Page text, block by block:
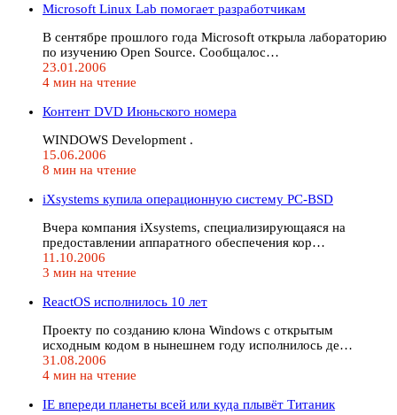
Microsoft Linux Lab помогает разработчикам
В сентябре прошлого года Microsoft открыла лабораторию
по изучению Open Source. Сообщалос…
23.01.2006
4 мин на чтение
Контент DVD Июньского номера
WINDOWS Development .
15.06.2006
8 мин на чтение
iXsystems купила операционную систему PC-BSD
Вчера компания iXsystems, специализирующаяся на
предоставлении аппаратного обеспечения кор…
11.10.2006
3 мин на чтение
ReactOS исполнилось 10 лет
Проекту по созданию клона Windows с открытым
исходным кодом в нынешнем году исполнилось де…
31.08.2006
4 мин на чтение
IE впереди планеты всей или куда плывёт Титаник